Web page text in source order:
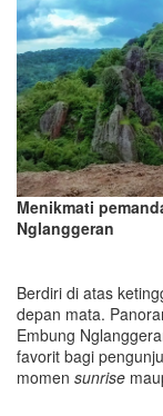
Menikmati
Nglanggeran
Berdiri di atas
depan mata.
Embung
favorit bagi
momen sunrise